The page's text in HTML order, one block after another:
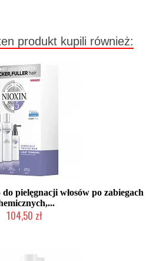
produkt kupili również:
pielęgnacji włosów po zabiegach
104,50 zł